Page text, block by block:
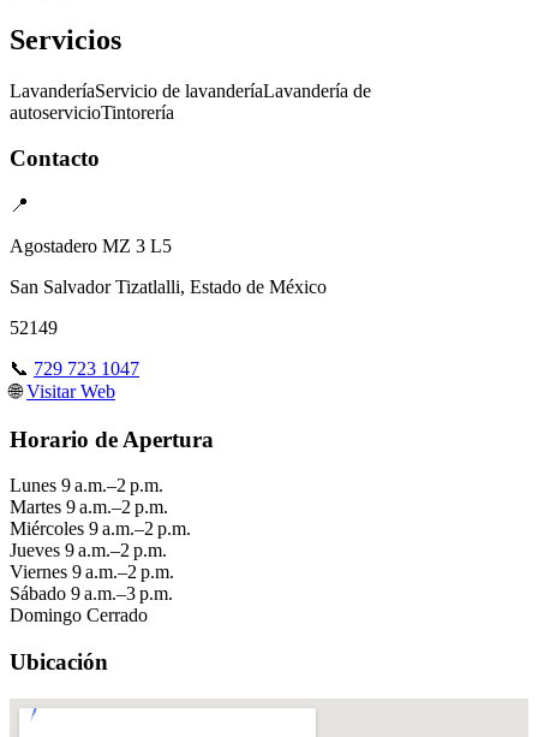
Servicios
LavanderíaServicio de lavanderíaLavandería de
autoservicioTintorería
Contacto
📍
Agostadero MZ 3 L5
San Salvador Tizatlalli, Estado de México
52149
📞 729 723 1047
🌐 Visitar Web
Horario de Apertura
Lunes 9 a.m.–2 p.m.
Martes 9 a.m.–2 p.m.
Miércoles 9 a.m.–2 p.m.
Jueves 9 a.m.–2 p.m.
Viernes 9 a.m.–2 p.m.
Sábado 9 a.m.–3 p.m.
Domingo Cerrado
Ubicación